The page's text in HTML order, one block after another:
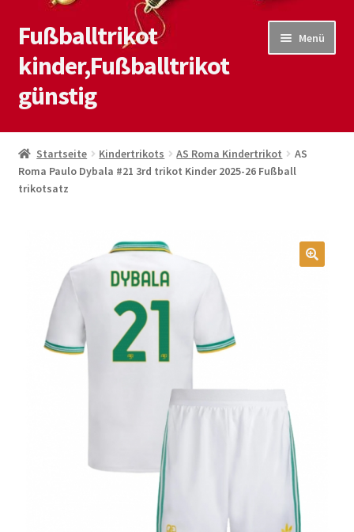
Zur
Navigation
springen
Zum
Inhalt
springen
Fußballtrikot
kinder,Fußballtrikot
günstig
Menü
Start
Blog
Kontaktiere uns
Mein Konto
Shop
Startseite Kindertrikots AS Roma Kindertrikot
AS
Roma Paulo Dybala #21 3rd trikot Kinder 2025-26 Fußball
trikotsatz